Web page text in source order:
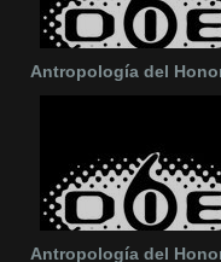
Antropología del
Antropología del